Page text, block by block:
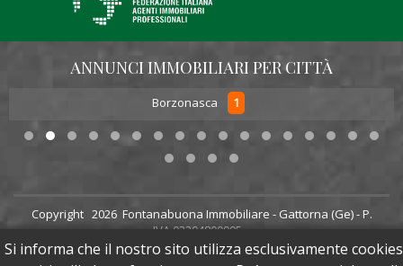
Si informa che il nostro sito utilizza esclusivamente cookies
ANNUNCI IMMOBILIARI PER CITTÀ
Borzonasca 1
Copyright 2026 Fontanabuona Immobiliare - Gattorna (Ge) - P.
IVA 02394800995
Powered byWeb65 - Web Agency Rapallo
Sito aggiornato il:
28/07/2026 alle 17:29